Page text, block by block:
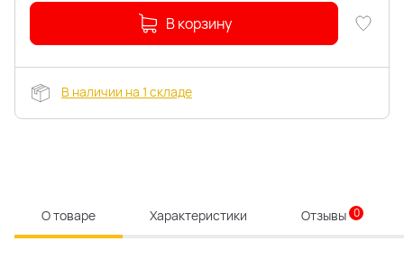
В корзину
В наличии на 1 складе
О товаре Характеристики Отзывы 0